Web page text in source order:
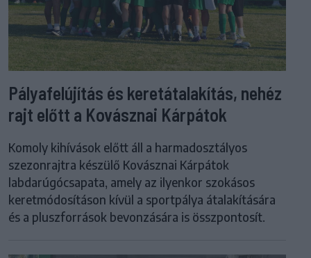
Pályafelújítás és keretátalakítás, nehéz
rajt előtt a Kovásznai Kárpátok
Komoly kihívások előtt áll a harmadosztályos
szezonrajtra készülő Kovásznai Kárpátok
labdarúgócsapata, amely az ilyenkor szokásos
keretmódosításon kívül a sportpálya átalakítására
és a pluszforrások bevonzására is összpontosít.